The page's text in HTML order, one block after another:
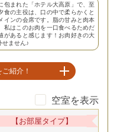
包まれた「ホテル大高原」で、至
食の主役は、口の中で柔らかくと
インの会席です。脂の甘みと肉本
私はこのお肉を一口食べるためだ
があると感じます！お肉好きの大
せません♪
紹介！
和牛会席
空室を表示
【お部屋タイプ】